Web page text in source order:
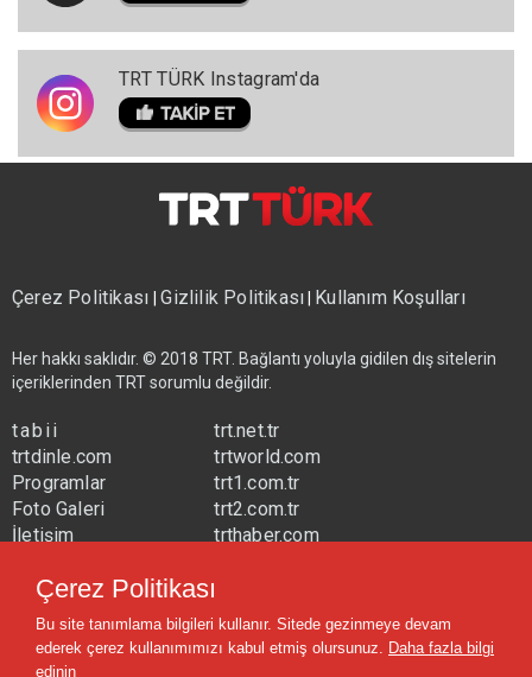
TRT TÜRK Instagram'da
Çerez Politikası|Gizlilik Politikası| Kullanım Koşulları
Her hakkı saklıdır. © 2018 TRT. Bağlantı yoluyla gidilen dış sitelerin
içeriklerinden TRT sorumlu değildir.
tabii
trtdinle.com
Programlar
Foto Galeri
İletişim
trt.net.tr
trtworld.com
trt1.com.tr
trt2.com.tr
trthaber.com
trtavaz.com.tr
trtmuzik.net.tr
trtcocuk.net.tr
Çerez Politikası
Bu site tanımlama bilgileri kullanır. Sitede gezinmeye devam
ederek çerez kullanımımızı kabul etmiş olursunuz. Daha fazla bilgi
edinin